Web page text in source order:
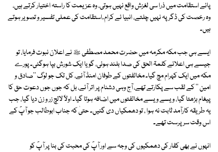
پائے استقامت میں ذرا سی لغزش واقع نہیں ہوتی، وہ عزیمت کا راستہ اختیار کرتے ہیں،
وہ رخصت کی ڈگر پہ نہیں چلتے، انبیا ئے کرام ؑ استقامت کی عملی تفسیر و تصویر ہوتے
ہیں۔
ایسے ہی جب مکہ مکرمہ میں حضرت محمد مصطفی ﷺ نے اعلان نبوت فرمایا، تو
جیسے ہی اعلائے کلمۃ الحق کی صدا بلند ہوئی، گویا ایک شورش بپا ہوگئی۔ پورے
مکہ میں ایک کہرام مچ گیا۔ مخالفتوں کے طوفان امنڈ آئے، کل تک جو لوگ ''صادق و
امین '' کے لقب سے پکارتے تھے، آج وہی دشنام پر اتر آئے، بل کہ جوں جوں دعوت حق کا
پیغام بڑھتا گیا، ویسے ویسے مخالفتوں میں اضافہ ہوتا گیا۔ اولاً لالچ زر و زن دیا گیا، جب
یہ طریقہ کارآمد ثابت نہ ہوا ، تو دھمکیاں دی گئیں۔ حتیٰ کہ جناب ابوطالب جو آپؐ کے
اس وقت سرپرست تھے۔
انہوں نے بھی کفار کی دھمکیوں کی وجہ سے اور آپؐ کی محبت کی بنا پر آپؐ کو